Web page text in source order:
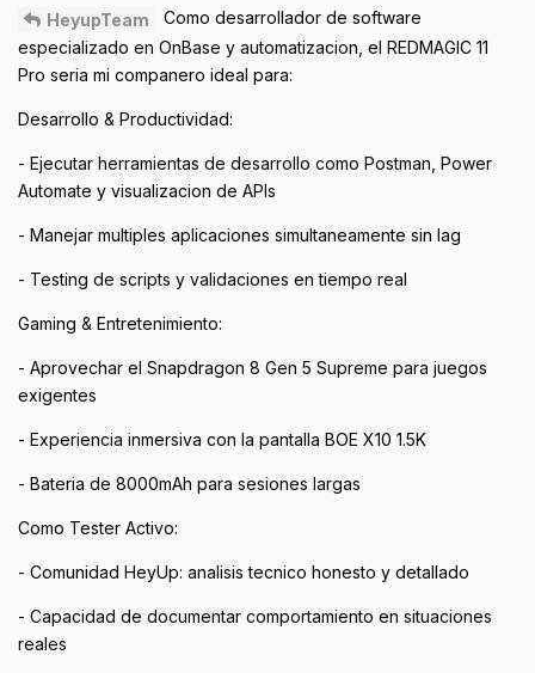
HeyupTeam
Como desarrollador de software
especializado en OnBase y automatizacion, el REDMAGIC 11
Pro seria mi companero ideal para:
Desarrollo & Productividad:
- Ejecutar herramientas de desarrollo como Postman, Power
Automate y visualizacion de APIs
- Manejar multiples aplicaciones simultaneamente sin lag
- Testing de scripts y validaciones en tiempo real
Gaming & Entretenimiento:
- Aprovechar el Snapdragon 8 Gen 5 Supreme para juegos
exigentes
- Experiencia inmersiva con la pantalla BOE X10 1.5K
- Bateria de 8000mAh para sesiones largas
Como Tester Activo:
- Comunidad HeyUp: analisis tecnico honesto y detallado
- Capacidad de documentar comportamiento en situaciones
reales